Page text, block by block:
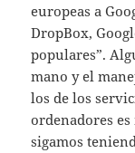
europeas a
DropBox,
populares”.
mano y el
los de los
ordenadores
sigamos